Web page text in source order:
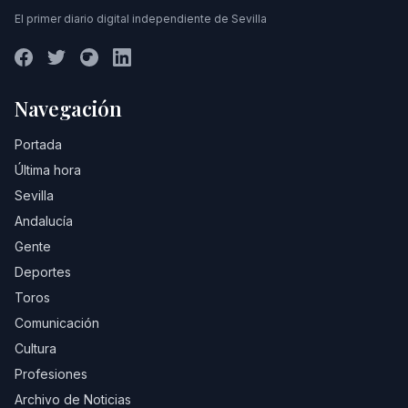
El primer diario digital independiente de Sevilla
Navegación
Portada
Última hora
Sevilla
Andalucía
Gente
Deportes
Toros
Comunicación
Cultura
Profesiones
Archivo de Noticias